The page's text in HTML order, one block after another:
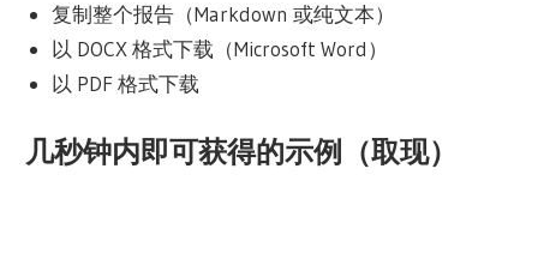
复制整个报告（Markdown 或纯文本）
以 DOCX 格式下载（Microsoft Word）
以 PDF 格式下载
几秒钟内即可获得的示例（取现）